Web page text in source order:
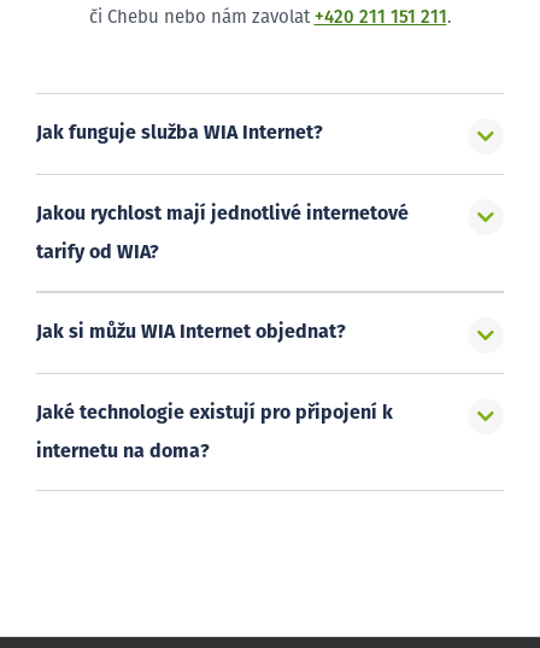
či Chebu nebo nám zavolat +420 211 151 211 .
Jak funguje služba WIA Internet?
Jakou rychlost mají jednotlivé internetové
tarify od WIA?
Jak si můžu WIA Internet objednat?
Jaké technologie existují pro připojení k
internetu na doma?